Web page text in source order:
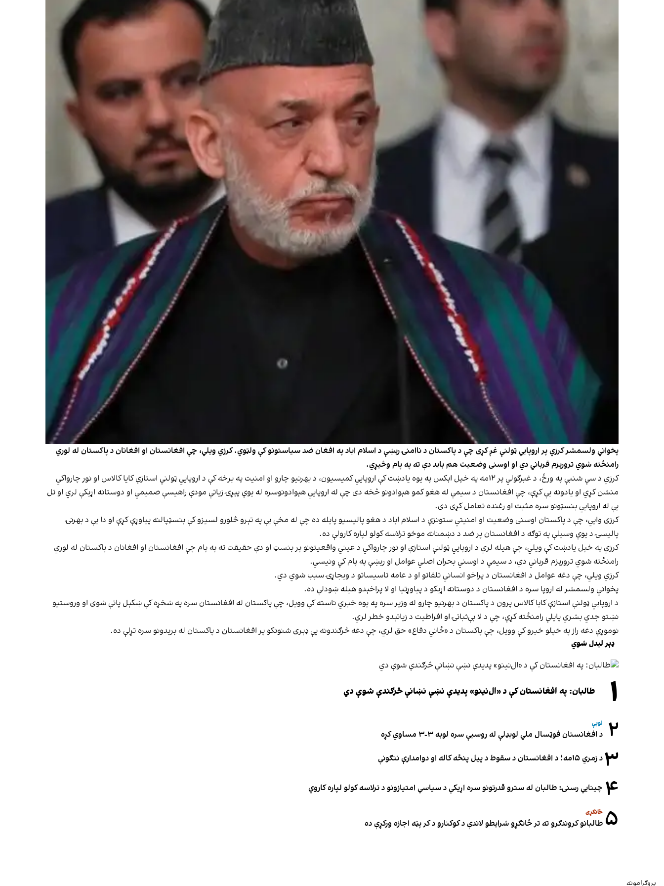
پخواني ولسمشر کرزي پر اروپايي ټولنې غږ کړی چې د پاکستان د ناامنۍ رېښې د اسلام اباد په افغان ضد سیاستونو کې ولټوي. کرزي ویلي، چې افغانستان او افغانان د پاکستان له لوري
رامنځته شوي ترورېزم قرباني دي او اوسنی وضعیت هم باید دې ته په پام وڅیړي.
کرزي د سې شنبې په ورځ، د غبرګولي پر ۱۲مه په خپل اېکس په یوه یادښت کې اروپايي کمیسیون، د بهرنیو چارو او امنیت په برخه کې د اروپايي ټولنې استازې کایا کالاس او نور چارواکي
منشن کړي او یادونه یې کړې، چې افغانستان د سیمې له هغو کمو هېوادونو څخه دی چې له اروپايي هېوادونوسره له یوې پېړۍ زیاتې مودې راهیسې صمیمي او دوستانه اړیکې لري او تل
یې له اروپايي بنسټونو سره مثبت او رغنده تعامل کړی دی.
کرزی وايي، چې د پاکستان اوسنی وضعیت او امنیتي ستونزې د اسلام اباد د هغو پالیسیو پایله ده چې له مخې یې په تېرو څلورو لسیزو کې بنسټپالنه پیاوړې کړې او دا یې د بهرنۍ
پالیسۍ د یوې وسیلې په توګه د افغانستان پر ضد د دښمنانه موخو ترلاسه کولو لپاره کارولې ده.
کرزي په خپل یادښت کې ویلي، چې هیله لري د اروپايي ټولنې استازې او نور چارواکي د عیني واقعیتونو پر بنسټ او دې حقیقت ته په پام چې افغانستان او افغانان د پاکستان له لوري
رامنځته شوي ترورېزم قرباني دي، د سیمې د اوسني بحران اصلي عوامل او ریښې په پام کې ونیسي.
کرزي ویلي، چې دغه عوامل د افغانستان د پراخو انساني تلفاتو او د عامه تاسیساتو د ویجاړۍ سبب شوي دي.
پخواني ولسمشر له اروپا سره د افغانستان د دوستانه اړیکو د پیاوړتیا او لا پراخېدو هیله ښودلې ده.
د اروپايي ټولنې استازې کایا کالاس پرون د پاکستان د بهرنیو چارو له وزیر سره په یوه خبري ناسته کې وویل، چې پاکستان له افغانستان سره په شخړه کې ښکېل پاتې شوی او وروستیو
نښتو جدي بشري پایلې رامنځته کړې، چې د لا بې‌ثباتۍ او افراطیت د زیاتېدو خطر لري.
نوموړې دغه راز په خپلو خبرو کې وویل، چې پاکستان د «ځاني دفاع» حق لري، چې دغه څرګندونه یې ډېری شنونکو پر افغانستان د پاکستان له بریدونو سره تړلې ده.
ډېر لیدل شوي
۱ طالبان: په افغانستان کې د «ال‌نینو» پدیدې نښې نښانې څرګندې شوې دي
۲ لوبې
د افغانستان فوټسال ملي لوبډلې له روسیې سره لوبه ۳-۳ مساوي کړه
۳د زمري ۱۵مه؛ د افغانستان د سقوط د پیل پنځه کاله او دوامدارې ننګونې
۴ چینایي رسنۍ: طالبان له سترو قدرتونو سره اړیکې د سیاسي امتیازونو د ترلاسه کولو لپاره کاروي
۵ ځانګړی
طالبانو کروندګرو ته تر ځانګړو شرایطو لاندې د کوکنارو د کر پټه اجازه ورکړې ده
پروګرامونه